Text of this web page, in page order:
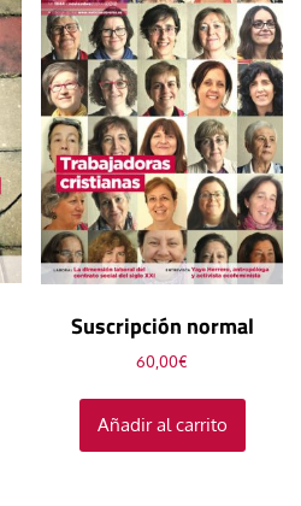
Suscripción normal
60,00€
Añadir al carrito